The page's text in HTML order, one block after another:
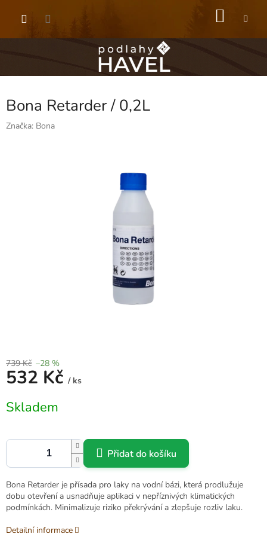
Bona Retarder / 0,2L
Značka: Bona
739 Kč –28 %
532 Kč / ks
cena:
Skladem
Přidat do košíku
Bona Retarder je přísada pro laky na vodní bázi, která prodlužuje
dobu otevření a usnadňuje aplikaci v nepříznivých klimatických
podmínkách. Minimalizuje riziko překrývání a zlepšuje rozliv laku.
Detailní informace